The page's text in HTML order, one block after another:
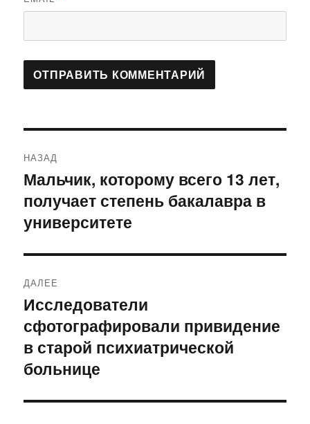
по
записям
НАЗАД
Предыдущая
запись:
Мальчик, которому всего 13 лет,
получает степень бакалавра в
университете
ДАЛЕЕ
Следующая
запись:
Исследователи
сфотографировали привидение
в старой психиатрической
больнице